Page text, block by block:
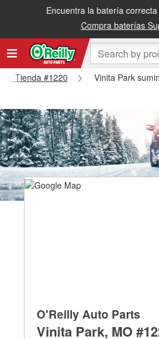
Encuentra la batería
Compra baterías
Tienda #1220
Vinita Park
O'Reilly Auto Parts
Vinita Park, MO